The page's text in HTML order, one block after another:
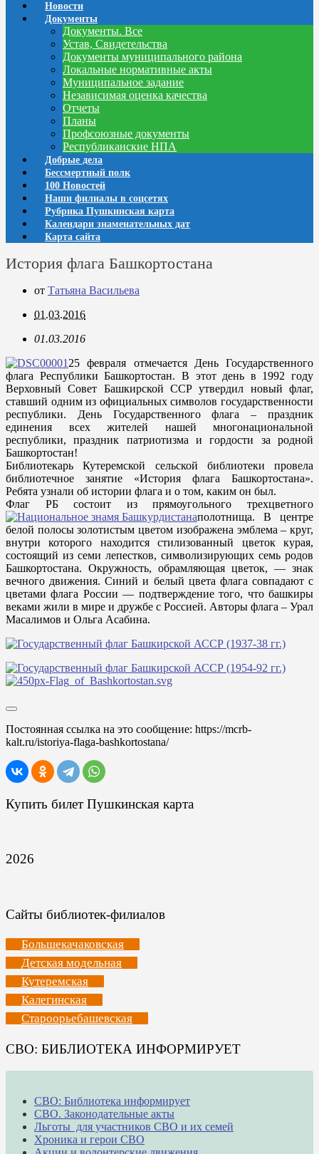
Новости
Документы
Документы. Все
Устав, Свидетельства
Документы муниципального района
Локальные нормативные акты
Муниципальное задание
Независимая оценка качества
Отчеты
Планы
Профсоюзные документы
Республиканские НПА
Добрые дела
Бессмертный полк
100 Новостей
Наши филиалы в соцсетях
Рубрика Пушкинская карта
Календари знаменательных дат
Карта сайта
История флага Башкортостана
от Татьяна Васильева
01.03.2016
01.03.2016
25 февраля отмечается День Государственного
флага Республики Башкортостан. В этот день в 1992 году
Верховный Совет Башкирской ССР утвердил новый флаг,
ставший одним из официальных символов государственности
республики. День Государственного флага – праздник
единения всех жителей нашей многонациональной
республики, праздник патриотизма и гордости за родной
Башкортостан!
Библиотекарь Кутеремской сельской библиотеки провела
библиотечное занятие «История флага Башкортостана».
Ребята узнали об истории флага и о том, каким он был.
Флаг РБ состоит из прямоугольного трехцветного
полотнища. В центре
белой полосы золотистым цветом изображена эмблема – круг,
внутри которого находится стилизованный цветок курая,
состоящий из семи лепестков, символизирующих семь родов
Башкортостана. Окружность, обрамляющая цветок, — знак
вечного движения. Синий и белый цвета флага совпадают с
цветами флага России — подтверждение того, что башкиры
веками жили в мире и дружбе с Россией. Авторы флага – Урал
Масалимов и Ольга Асабина.
Постоянная ссылка на это сообщение: https://mcrb-
kalt.ru/istoriya-flaga-bashkortostana/
Купить билет Пушкинская карта
2026
Сайты библиотек-филиалов
Большекачаковская
Детская модельная
Кутеремская
Калегинская
Староорьебашевская
СВО: БИБЛИОТЕКА ИНФОРМИРУЕТ
СВО: Библиотека информирует
СВО. Законодательные акты
Льготы для участников СВО и их семей
Хроника и герои СВО